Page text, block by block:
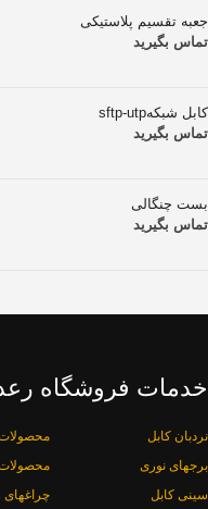
جعبه تقسیم پلاستیکی
تماس بگیرید
کابل شبکهsftp-utp
تماس بگیرید
بست چنگالی
تماس بگیرید
خدمات فروشگاه رعد
محصولات
چراغهای
نردبان کابل
برجهای نوری
سینی کابل